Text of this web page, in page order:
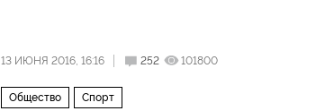
13 ИЮНЯ 2016, 16:16 252 101800
Общество Спорт